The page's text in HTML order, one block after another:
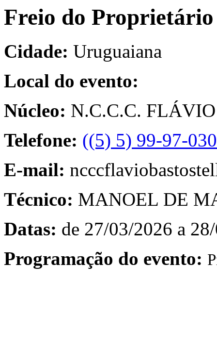
Freio do
Cidade: Uruguaiana
Local do evento:
Núcleo: N.C.C.C.
Telefone: ((5) 5) 99-97-
E-mail:
Técnico: MANOEL DE
Datas: de 27/03/2026 a
Programação do evento: